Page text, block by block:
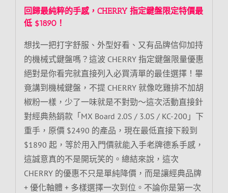
回歸最純粹的手感，CHERRY 指定鍵盤限定特價最
低 $1890！
想找一把打字舒服、外型好看、又有品牌信仰加持
的機械式鍵盤嗎？這波 CHERRY 指定鍵盤限量優惠
絕對是你看完就直接列入必買清單的最佳選擇！畢
竟講到機械鍵盤，不提 CHERRY 就像吃雞排不加胡
椒粉一樣，少了一味就是不對勁～這次活動直接針
對經典熱銷款「MX Board 2.0S / 3.0S / KC-200」下
重手，原價 $2490 的產品，現在最低直接下殺到
$1890 起，等於用入門價就能入手老牌德系手感，
這誠意真的不是開玩笑的。總結來說，這次
CHERRY 的優惠不只是單純降價，而是讓經典品牌
+ 優化軸體 + 多樣選擇一次到位。不論你是第一次